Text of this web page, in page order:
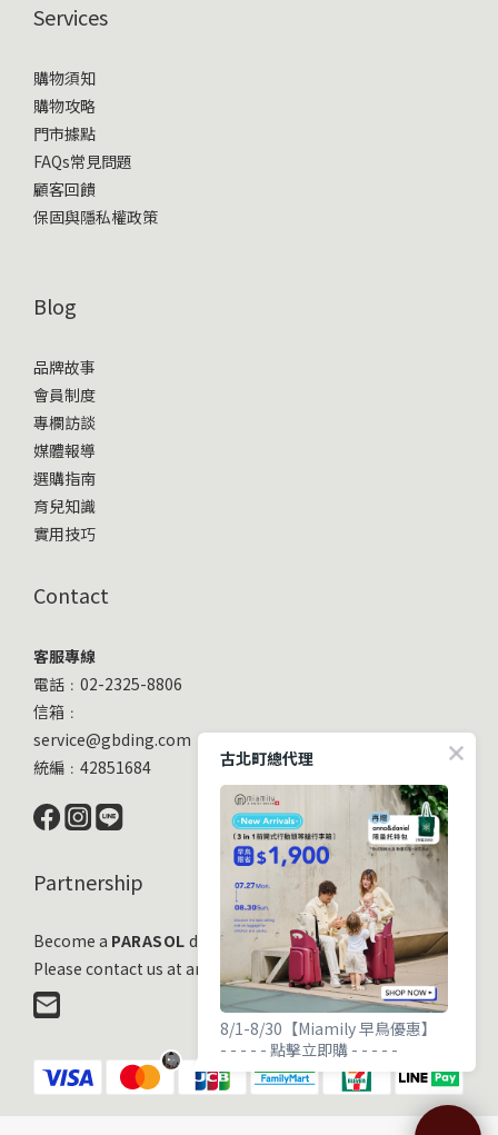
Services
購物須知
購物攻略
門市據點
FAQs常見問題
顧客回饋
保固與隱私權政策
Blog
品牌故事
會員制度
專欄訪談
媒體報導
選購指南
育兒知識
實用技巧
Contact
客服專線
電話﹕02-2325-8806
信箱﹕
service@gbding.com
統編﹕42851684
Partnership
Become a PARASOL distribution partner
Please contact us at any time!
古北町總代理
8/1-8/30【Miamily 早鳥優惠】
- - - - - 點擊立即購 - - - - -